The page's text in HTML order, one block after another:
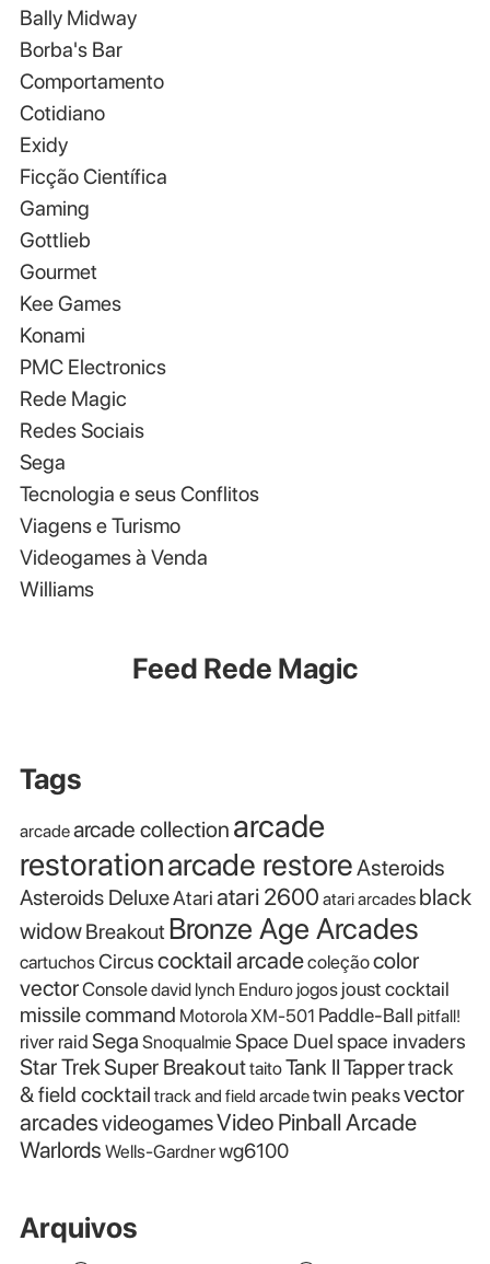
Bally Midway
Borba's Bar
Comportamento
Cotidiano
Exidy
Ficção Científica
Gaming
Gottlieb
Gourmet
Kee Games
Konami
PMC Electronics
Rede Magic
Redes Sociais
Sega
Tecnologia e seus Conflitos
Viagens e Turismo
Videogames à Venda
Williams
Feed Rede Magic
Tags
arcadearcade collection arcade
restorationarcade restoreAsteroids
Asteroids DeluxeAtariatari 2600 atari arcades black
widowBreakoutBronze Age Arcades
cartuchosCircuscocktail arcadecoleçãocolor
vectorConsoledavid lynch Enduro jogos joust cocktail
missile command Motorola XM-501 Paddle-Ball pitfall!
river raidSega Snoqualmie Space Duelspace invaders
Star TrekSuper BreakouttaitoTank IITappertrack
& field cocktail track and field arcadetwin peaksvector
arcadesvideogamesVideo Pinball Arcade
Warlords Wells-Gardnerwg6100
Arquivos